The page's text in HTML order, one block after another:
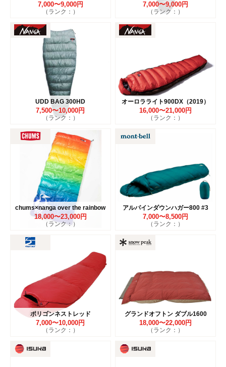
7,000〜9,000円
（ランク：）
7,000〜9,000円
（ランク：）
UDD BAG 300HD
7,500〜10,000円
（ランク：）
オーロラライト900DX（2019）
16,000〜21,000円
（ランク：）
chums×nanga over the rainbow
18,000〜23,000円
（ランク：）
アルパインダウンハガー800 #3
7,000〜8,500円
（ランク：）
ポリゴンネストレッド
7,000〜10,000円
（ランク：）
グランドオフトン ダブル1600
18,000〜22,000円
（ランク：）